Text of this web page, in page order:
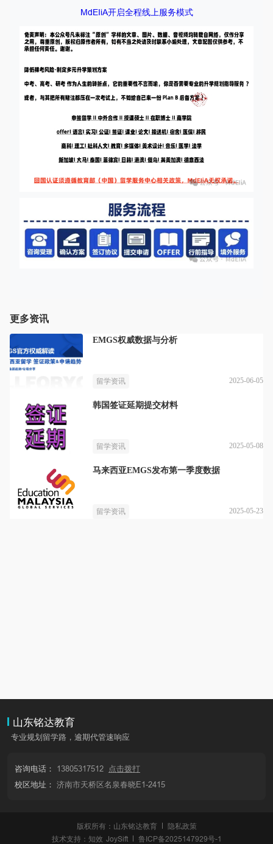
MdEIiA开启全程线上服务模式
更多资讯
EMGS权威数据与分析
留学资讯 2025-06-05
韩国签证延期提交材料
留学资讯 2025-05-08
马来西亚EMGS发布第一季度数据
留学资讯 2025-05-23
山东铭达教育
专业规划留学路，逾期代管速响应
咨询电话： 13805317512
点击拨打
校区地址： 济南市天桥区名泉春晓E1-2415
版权所有：山东铭达教育
隐私政策
技术支持： 知效 JoySift 鲁ICP备2025147929号-1